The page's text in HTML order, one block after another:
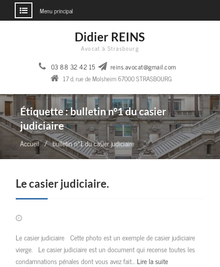
Menu principal
Didier REINS
Avocat à Strasbourg
03 88 32 42 15
reins.avocat@gmail.com
17 d, rue de Molsheim 67000 STRASBOURG
Étiquette :bulletin n°1 du casier
judiciaire
Accueil bulletin n°1 du casier judiciaire
Le casier judiciaire.
Le casier judiciaire Cette photo est un exemple de casier judiciaire
vierge. Le casier judiciaire est un document qui recense toutes les
condamnations pénales dont vous avez fait… Lire la suite